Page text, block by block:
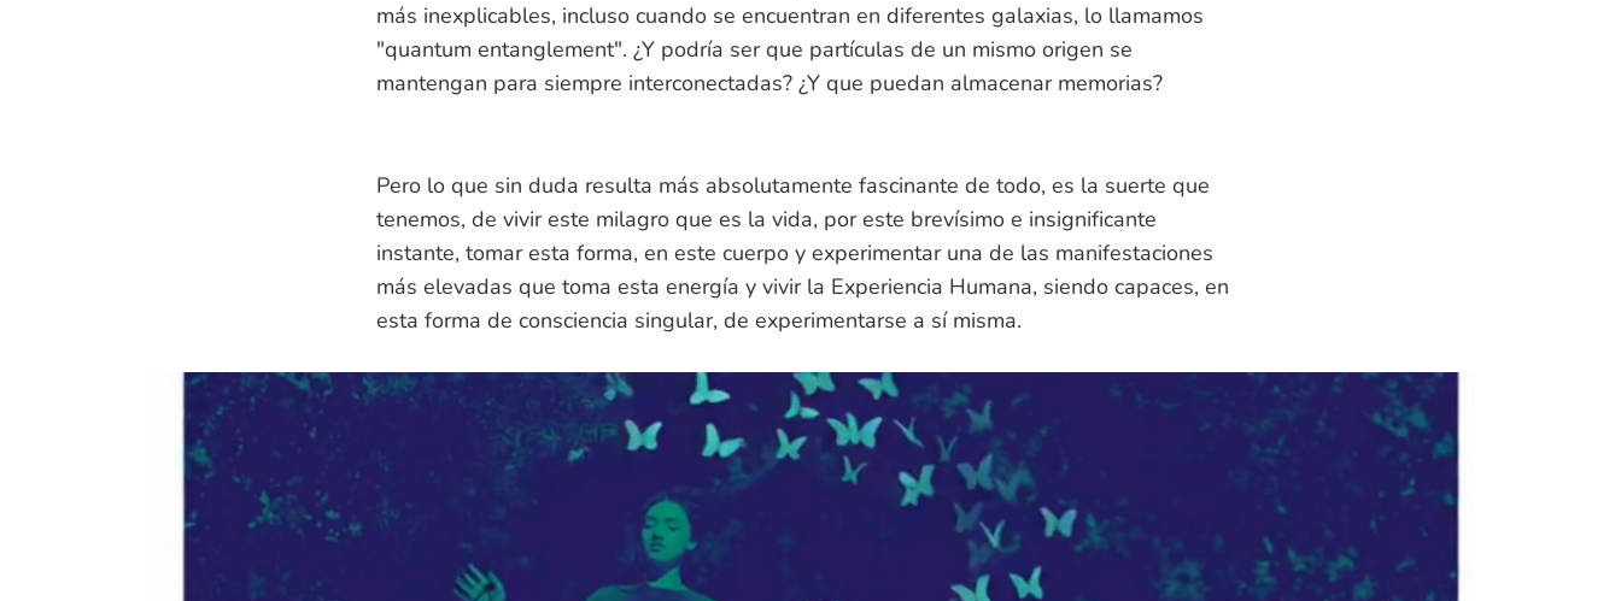
más inexplicables, incluso cuando se encuentran en diferentes galaxias, lo llamamos
"quantum entanglement". ¿Y podría ser que partículas de un mismo origen se
mantengan para siempre interconectadas? ¿Y que puedan almacenar memorias?
Pero lo que sin duda resulta más absolutamente fascinante de todo, es la suerte que
tenemos, de vivir este milagro que es la vida, por este brevísimo e insignificante
instante, tomar esta forma, en este cuerpo y experimentar una de las manifestaciones
más elevadas que toma esta energía y vivir la Experiencia Humana, siendo capaces, en
esta forma de consciencia singular, de experimentarse a sí misma.